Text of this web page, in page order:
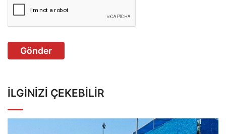
Gönder
İLGINIZI ÇEKEBILIR